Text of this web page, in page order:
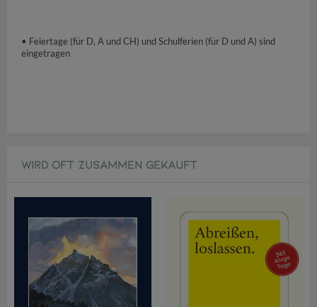
• Feiertage (für D, A und CH) und Schulferien (für D und A) sind
eingetragen
WIRD OFT ZUSAMMEN GEKAUFT